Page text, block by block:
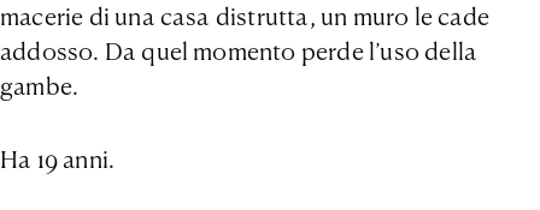
macerie di una casa distrutta, un muro le cade
addosso. Da quel momento perde l’uso della
gambe.
Ha 19 anni.